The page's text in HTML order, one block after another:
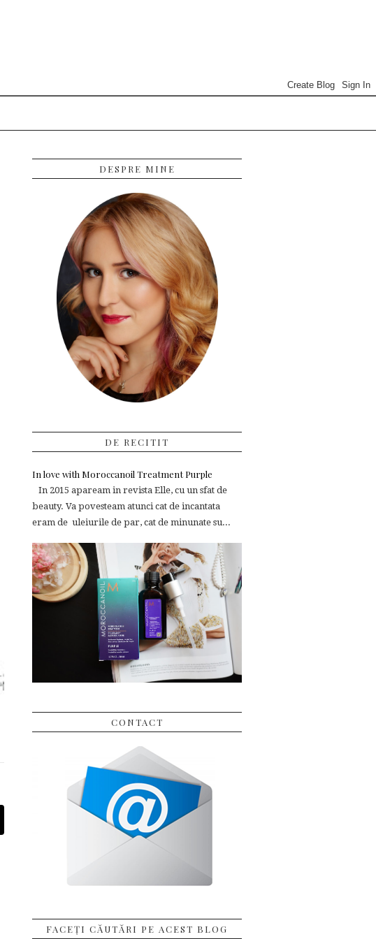
DESPRE MINE
DE RECITIT
In love with Moroccanoil Treatment Purple
In 2015 apaream in revista Elle, cu un sfat de
beauty. Va povesteam atunci cat de incantata
eram de uleiurile de par, cat de minunate su...
CONTACT
FACEȚI CĂUTĂRI PE ACEST BLOG